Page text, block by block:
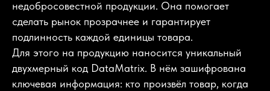
недобросовестной продукции. Она помогает
сделать рынок прозрачнее и гарантирует
подлинность каждой единицы товара.
Для этого на продукцию наносится уникальный
двухмерный код DataMatrix. В нём зашифрована
ключевая информация: кто произвёл товар, когда